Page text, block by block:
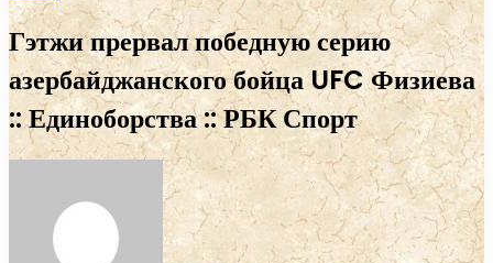
Гэтжи прервал победную серию
азербайджанского бойца UFC Физиева
:: Единоборства :: РБК Спорт